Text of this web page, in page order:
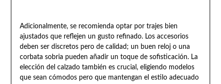
Adicionalmente, se recomienda optar por trajes bien
ajustados que reflejen un gusto refinado. Los accesorios
deben ser discretos pero de calidad; un buen reloj o una
corbata sobria pueden añadir un toque de sofisticación. La
elección del calzado también es crucial, eligiendo modelos
que sean cómodos pero que mantengan el estilo adecuado